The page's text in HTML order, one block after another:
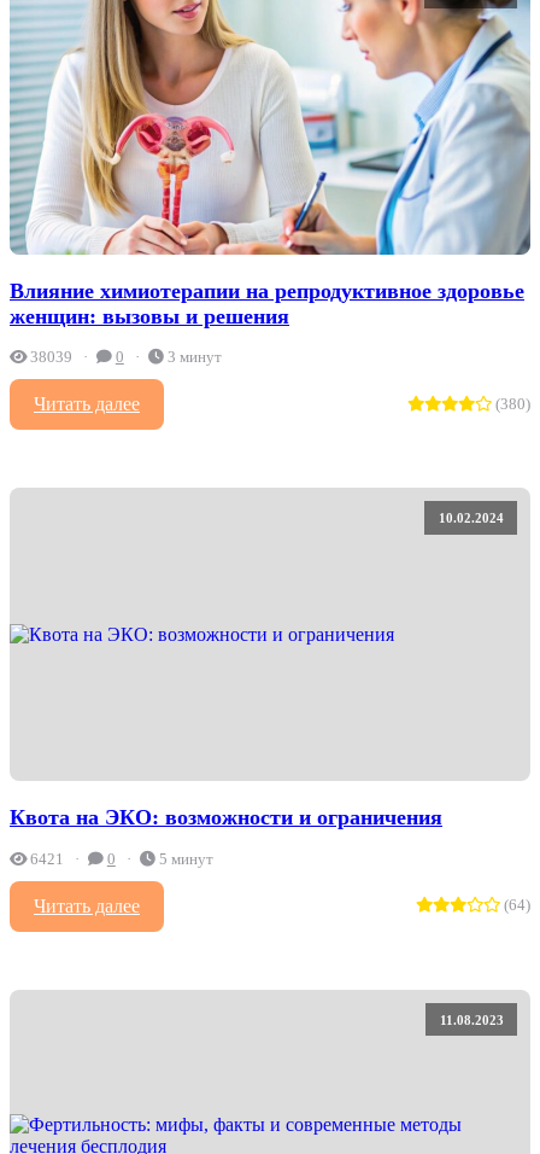
Влияние химиотерапии на репродуктивное здоровье
женщин: вызовы и решения
38039 0 3 минут
Читать далее (380)
10.02.2024
Квота на ЭКО: возможности и ограничения
6421 0 5 минут
Читать далее (64)
11.08.2023